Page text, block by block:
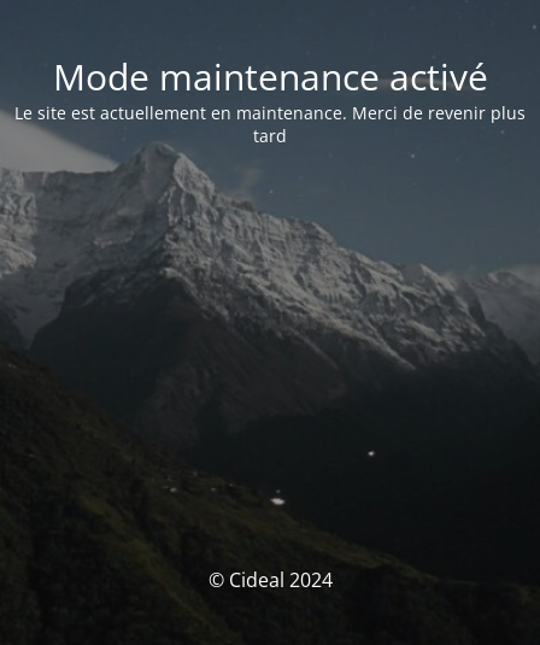
Mode maintenance activé
Le site est actuellement en maintenance. Merci de revenir plus
tard
© Cideal 2024